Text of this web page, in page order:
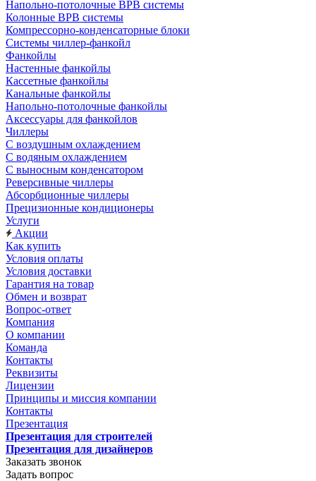
Напольно-потолочные ВРВ системы
Колонные ВРВ системы
Компрессорно-конденсаторные блоки
Системы чиллер-фанкойл
Фанкойлы
Настенные фанкойлы
Кассетные фанкойлы
Канальные фанкойлы
Напольно-потолочные фанкойлы
Аксессуары для фанкойлов
Чиллеры
С воздушным охлаждением
С водяным охлаждением
С выносным конденсатором
Реверсивные чиллеры
Абсорбционные чиллеры
Прецизионные кондиционеры
Услуги
Акции
Как купить
Условия оплаты
Условия доставки
Гарантия на товар
Обмен и возврат
Вопрос-ответ
Компания
О компании
Команда
Контакты
Реквизиты
Лицензии
Принципы и миссия компании
Контакты
Презентация
Презентация для строителей
Презентация для дизайнеров
Заказать звонок
Задать вопрос